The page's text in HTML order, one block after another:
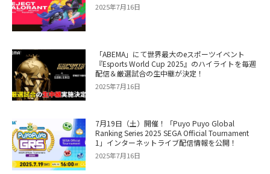
2025年7月16日
「ABEMA」にて世界最大のeスポーツイベント
『Esports World Cup 2025』のハイライトを毎週
配信＆厳選試合の生中継が決定！
2025年7月16日
7月19日（土）開催！「Puyo Puyo Global
Ranking Series 2025 SEGA Official Tournament
1」インターネットライブ配信情報を公開！
2025年7月16日